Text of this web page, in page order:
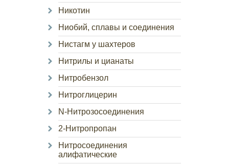
Никотин
Ниобий, сплавы и соединения
Нистагм у шахтеров
Нитрилы и цианаты
Нитробензол
Нитроглицерин
N-Нитрозосоединения
2-Нитропропан
Нитросоединения
алифатические